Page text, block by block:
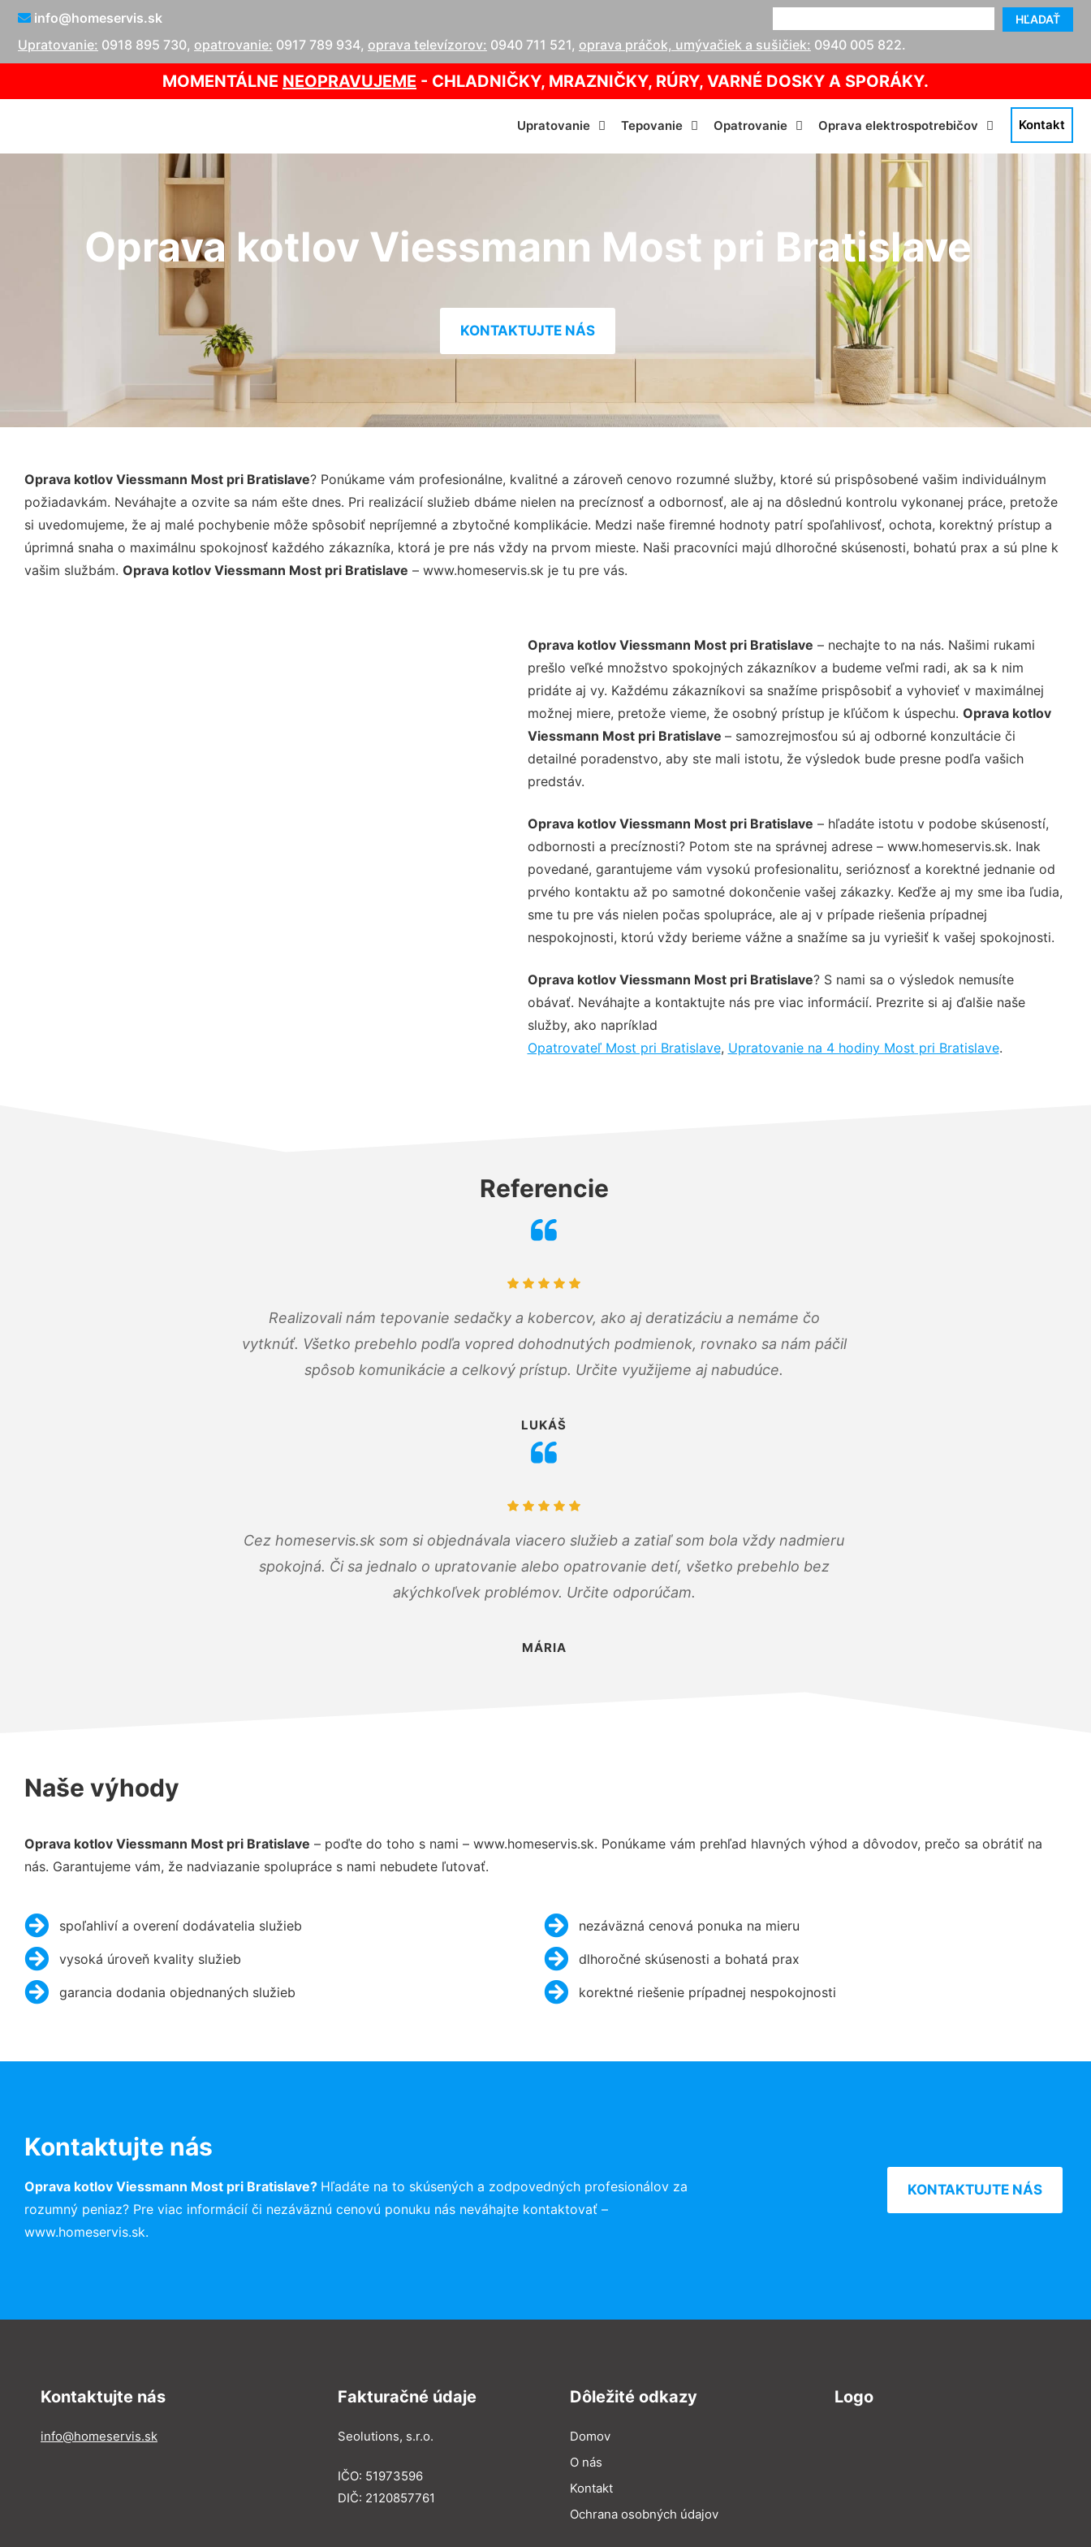
HĽADAŤ
info@homeservis.sk
Upratovanie: 0918 895 730, opatrovanie: 0917 789 934, oprava televízorov: 0940 711 521, oprava práčok, umývačiek a sušičiek: 0940 005 822.
MOMENTÁLNE NEOPRAVUJEME - CHLADNIČKY, MRAZNIČKY, RÚRY, VARNÉ DOSKY A SPORÁKY.
Upratovanie Tepovanie Opatrovanie Oprava elektrospotrebičov Kontakt
Oprava kotlov Viessmann Most pri Bratislave
KONTAKTUJTE NÁS
Oprava kotlov Viessmann Most pri Bratislave? Ponúkame vám profesionálne, kvalitné a zároveň cenovo rozumné služby, ktoré sú prispôsobené vašim individuálnym
požiadavkám. Neváhajte a ozvite sa nám ešte dnes. Pri realizácií služieb dbáme nielen na precíznosť a odbornosť, ale aj na dôslednú kontrolu vykonanej práce, pretože
si uvedomujeme, že aj malé pochybenie môže spôsobiť nepríjemné a zbytočné komplikácie. Medzi naše firemné hodnoty patrí spoľahlivosť, ochota, korektný prístup a
úprimná snaha o maximálnu spokojnosť každého zákazníka, ktorá je pre nás vždy na prvom mieste. Naši pracovníci majú dlhoročné skúsenosti, bohatú prax a sú plne k
vašim službám. Oprava kotlov Viessmann Most pri Bratislave – www.homeservis.sk je tu pre vás.
Oprava kotlov Viessmann Most pri Bratislave – nechajte to na nás. Našimi rukami
prešlo veľké množstvo spokojných zákazníkov a budeme veľmi radi, ak sa k nim
pridáte aj vy. Každému zákazníkovi sa snažíme prispôsobiť a vyhovieť v maximálnej
možnej miere, pretože vieme, že osobný prístup je kľúčom k úspechu. Oprava kotlov
Viessmann Most pri Bratislave – samozrejmosťou sú aj odborné konzultácie či
detailné poradenstvo, aby ste mali istotu, že výsledok bude presne podľa vašich
predstáv.
Oprava kotlov Viessmann Most pri Bratislave – hľadáte istotu v podobe skúseností,
odbornosti a precíznosti? Potom ste na správnej adrese – www.homeservis.sk. Inak
povedané, garantujeme vám vysokú profesionalitu, serióznosť a korektné jednanie od
prvého kontaktu až po samotné dokončenie vašej zákazky. Keďže aj my sme iba ľudia,
sme tu pre vás nielen počas spolupráce, ale aj v prípade riešenia prípadnej
nespokojnosti, ktorú vždy berieme vážne a snažíme sa ju vyriešiť k vašej spokojnosti.
Oprava kotlov Viessmann Most pri Bratislave? S nami sa o výsledok nemusíte
obávať. Neváhajte a kontaktujte nás pre viac informácií. Prezrite si aj ďalšie naše
služby, ako napríklad
Opatrovateľ Most pri Bratislave, Upratovanie na 4 hodiny Most pri Bratislave.
Referencie
Realizovali nám tepovanie sedačky a kobercov, ako aj deratizáciu a nemáme čo
vytknúť. Všetko prebehlo podľa vopred dohodnutých podmienok, rovnako sa nám páčil
spôsob komunikácie a celkový prístup. Určite využijeme aj nabudúce.
LUKÁŠ
Cez homeservis.sk som si objednávala viacero služieb a zatiaľ som bola vždy nadmieru
spokojná. Či sa jednalo o upratovanie alebo opatrovanie detí, všetko prebehlo bez
akýchkoľvek problémov. Určite odporúčam.
MÁRIA
Naše výhody
Oprava kotlov Viessmann Most pri Bratislave – poďte do toho s nami – www.homeservis.sk. Ponúkame vám prehľad hlavných výhod a dôvodov, prečo sa obrátiť na
nás. Garantujeme vám, že nadviazanie spolupráce s nami nebudete ľutovať.
spoľahliví a overení dodávatelia služieb
vysoká úroveň kvality služieb
garancia dodania objednaných služieb
nezáväzná cenová ponuka na mieru
dlhoročné skúsenosti a bohatá prax
korektné riešenie prípadnej nespokojnosti
Kontaktujte nás
Oprava kotlov Viessmann Most pri Bratislave? Hľadáte na to skúsených a zodpovedných profesionálov za
rozumný peniaz? Pre viac informácií či nezáväznú cenovú ponuku nás neváhajte kontaktovať –
www.homeservis.sk.
KONTAKTUJTE NÁS
Kontaktujte nás
info@homeservis.sk
Fakturačné údaje
Seolutions, s.r.o.
IČO: 51973596
DIČ: 2120857761
Dôležité odkazy
Domov
O nás
Kontakt
Ochrana osobných údajov
Logo